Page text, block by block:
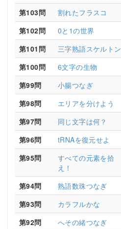
第103問
割れたフラスコ
第102問
0と1の世界
第101問
三字熟語スケルトン
第100問
6文字の生物
第99問
小腸つなぎ
第98問
エリアを分けよう
第97問
同じ文字は何？
第96問
tRNAを復元せよ
第95問
すべての元素を拾
え！
第94問 熟語数珠つなぎ
第93問
カラフルかな
第92問
へその緒つなぎ